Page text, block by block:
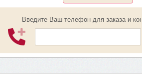
Введите Ваш телефон для заказа и